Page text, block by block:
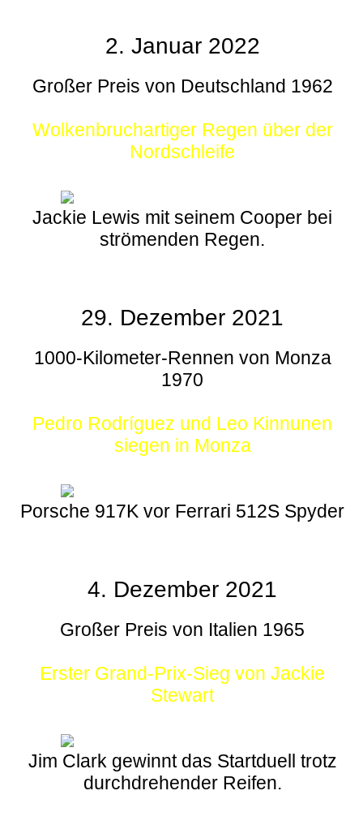
2. Januar 2022
Großer Preis von Deutschland 1962
Wolkenbruchartiger Regen über der
Nordschleife
Jackie Lewis mit seinem Cooper bei
strömenden Regen.
29. Dezember 2021
1000-Kilometer-Rennen von Monza
1970
Pedro Rodríguez und Leo Kinnunen
siegen in Monza
Porsche 917K vor Ferrari 512S Spyder
4. Dezember 2021
Großer Preis von Italien 1965
Erster Grand-Prix-Sieg von Jackie
Stewart
Jim Clark gewinnt das Startduell trotz
durchdrehender Reifen.